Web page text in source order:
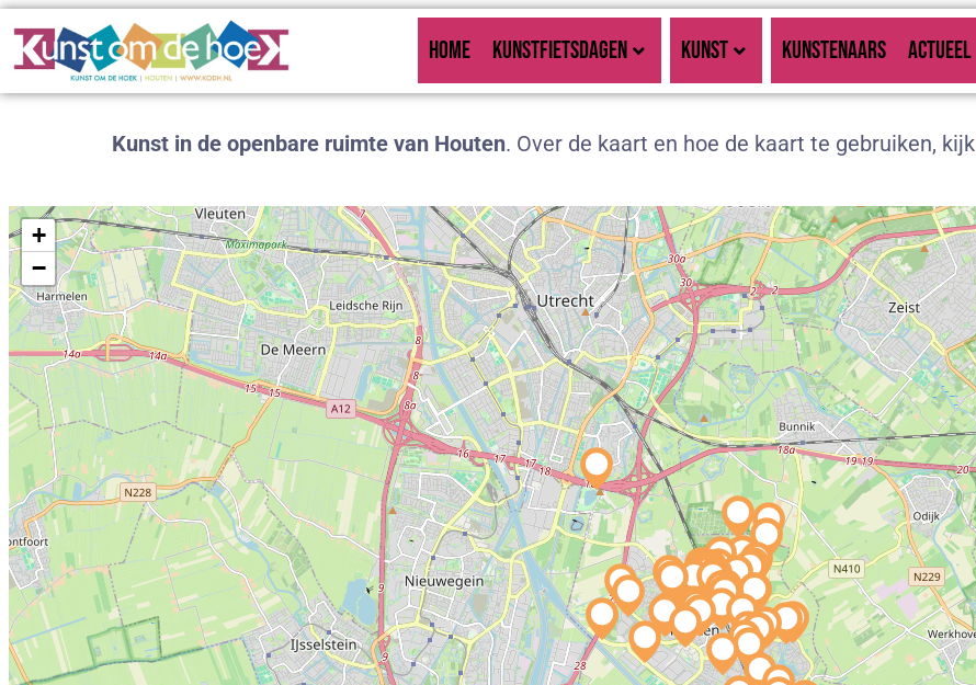
HOME KUNSTFIETSDAGEN KUNST KUNSTENAARS ACTUEEL
Kunst in de openbare ruimte van Houten. Over de kaart en hoe de kaart te gebruiken, kijk
+
−